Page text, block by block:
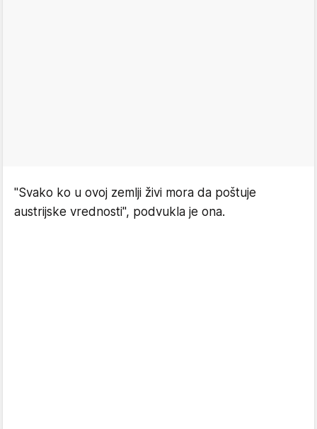
"Svako ko u ovoj zemlji živi mora da poštuje
austrijske vrednosti", podvukla je ona.